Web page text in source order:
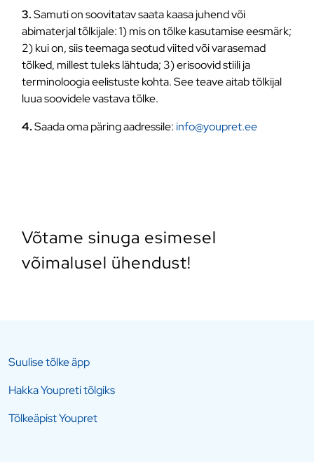
3.Samuti on soovitatav saata kaasa juhend või
abimaterjal tõlkijale: 1) mis on tõlke kasutamise eesmärk;
2) kui on, siis teemaga seotud viited või varasemad
tõlked, millest tuleks lähtuda; 3) erisoovid stiili ja
terminoloogia eelistuste kohta. See teave aitab tõlkijal
luua soovidele vastava tõlke.
4.Saada oma päring aadressile:info@youpret.ee
Võtame sinuga esimesel
võimalusel ühendust!
Suulise tõlke äpp
Hakka Youpreti tõlgiks
Tõlkeäpist Youpret